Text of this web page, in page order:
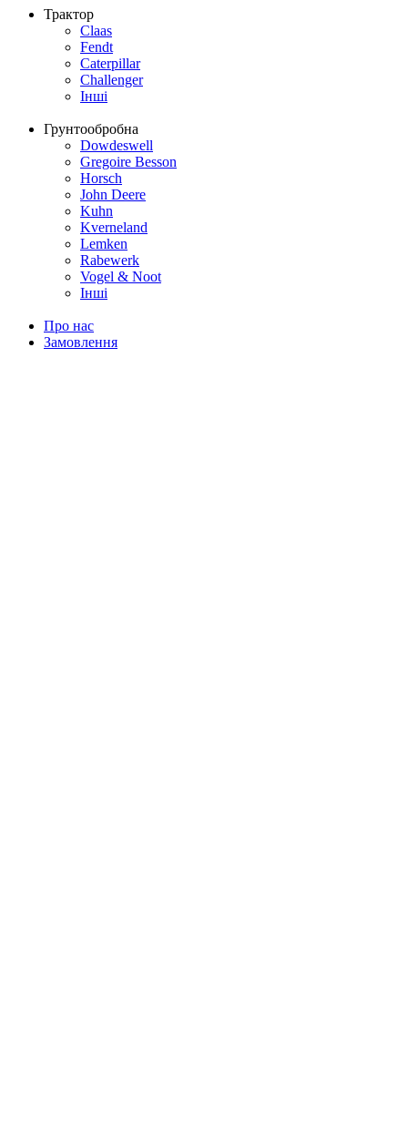
Трактор
Claas
Fendt
Caterpillar
Challenger
Інші
Грунтообробна
Dowdeswell
Gregoire Besson
Horsch
John Deere
Kuhn
Kverneland
Lemken
Rabewerk
Vogel & Noot
Інші
Про нас
Замовлення